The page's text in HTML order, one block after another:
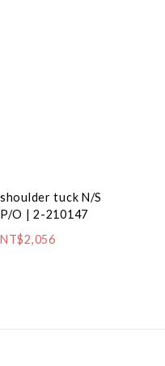
shoulder tuck N/S
P/O | 2-210147
NT$2,056